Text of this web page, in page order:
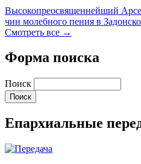
Высокопреосвященнейший
чин молебного пения в
Смотреть все →
Форма поиска
Поиск
Епархиальные